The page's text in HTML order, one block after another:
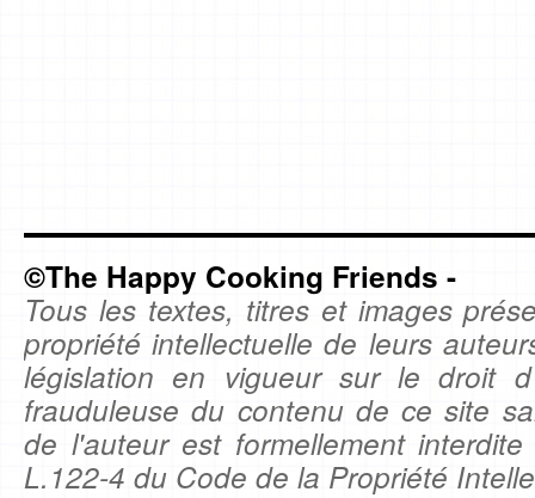
©The Happy Cooking Friends -
Tous les textes, titres et images
propriété intellectuelle de leurs
législation en vigueur sur le droit
frauduleuse du contenu de ce site
de l'auteur est formellement
L.122-4 du Code de la Propriété